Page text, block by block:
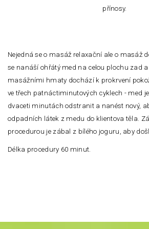
přínosy.
Nejedná se o masáž relaxační ale o masáž
se nanáší ohřátý med na celou plochu zad
masážními hmaty dochází k prokrvení
ve třech patnáctiminutových cyklech - med
dvaceti minutách odstranit a nanést nový,
odpadních látek z medu do klientova těla.
procedurou je zábal z bílého joguru, aby
Délka procedury 60 minut.